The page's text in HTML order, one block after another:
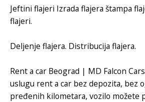
Jeftini flajeri Izrada flajera štampa
flajeri.
Deljenje flajera. Distribucija flajera.
Rent a car Beograd | MD Falcon Cars
uslugu rent a car bez depozita, bez
pređenih kilometara, vozilo možete